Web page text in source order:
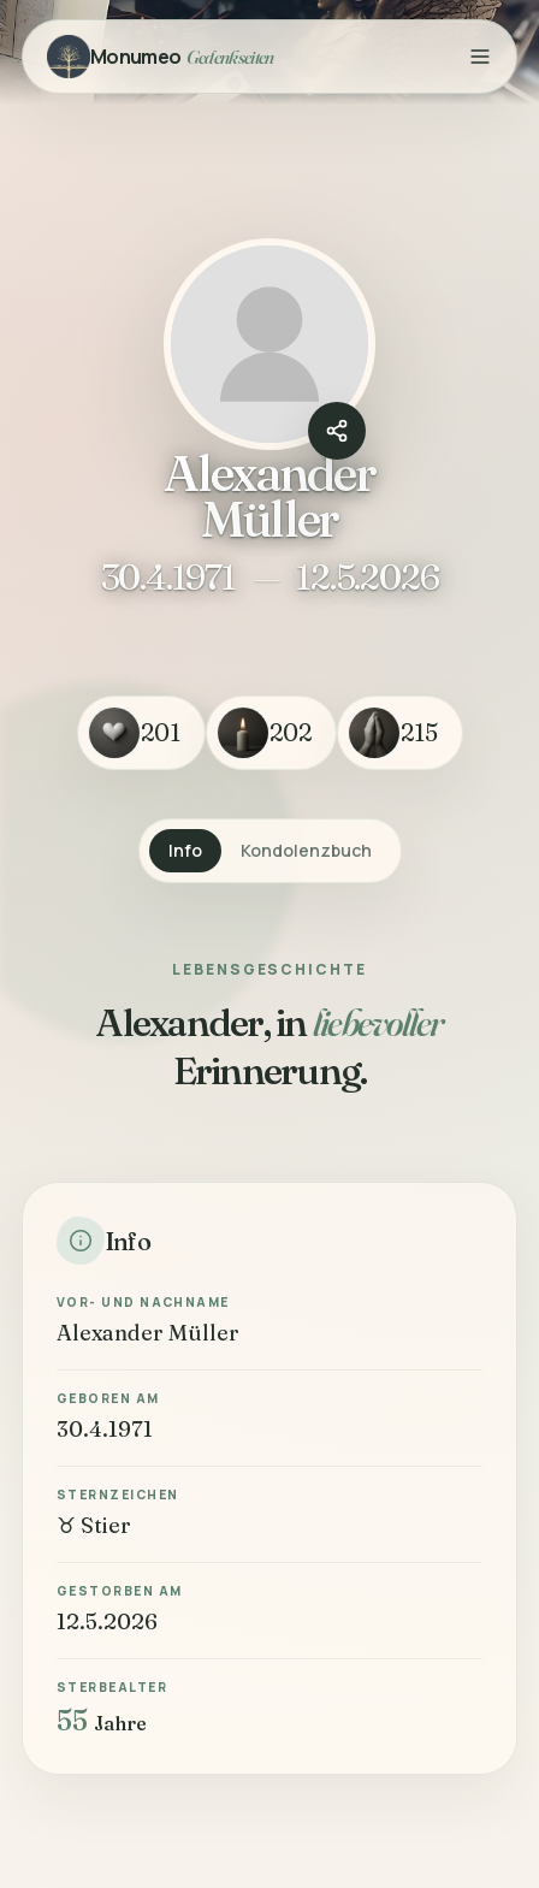
Monumeo Gedenkseiten
Alexander
Müller
30.4.1971 — 12.5.2026
201 202 215
Info Kondolenzbuch
LEBENSGESCHICHTE
Alexander, inliebevoller
Erinnerung.
Info
VOR- UND NACHNAME
Alexander Müller
GEBOREN AM
30.4.1971
STERNZEICHEN
♉ Stier
GESTORBEN AM
12.5.2026
STERBEALTER
55 Jahre